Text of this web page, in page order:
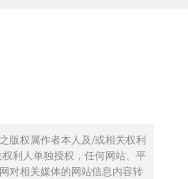
版权属作者本人及/或相关权利
利人单独授权，任何网站、平
对相关媒体的网站信息内容转